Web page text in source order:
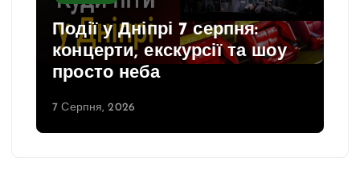
Події у Дніпрі 7 серпня:
концерти, екскурсії та шоу
просто неба
7 Серпня, 2026